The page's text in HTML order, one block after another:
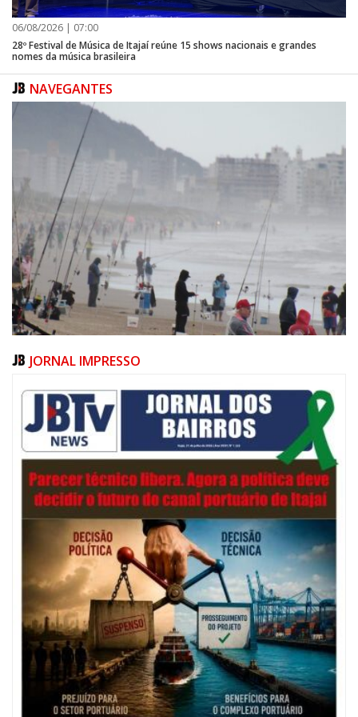
06/08/2026 | 07:00
28º Festival de Música de Itajaí reúne 15 shows nacionais e grandes
nomes da música brasileira
NAVEGANTES
06/08/2026 | 07:00
Festival de Pesca de Praia vai celebrar o aniversário de Navegantes
ITAJAÍ
JORNAL IMPRESSO